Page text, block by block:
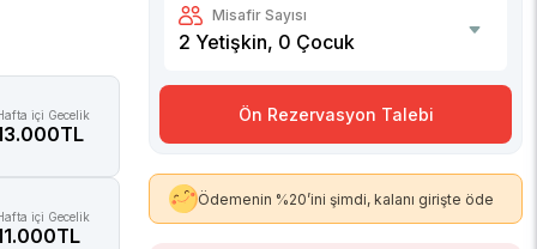
içi Gecelik
içi Gecelik
Misafir Sayısı
2 Yetişkin, 0 Çocuk
Ön Rezervasyon Talebi
Ödemenin %20’ini şimdi, kalanı girişte öde